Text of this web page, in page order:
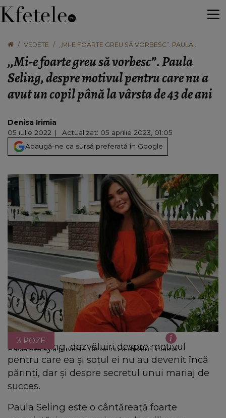
VEDETE
,,MI-E FOARTE GREU SĂ VORBESC”. PAULA
AVUT UN COPIL PÂNĂ LA VÂRSTA DE 43 DE ANI
,,Mi-e foarte greu să vorbesc”. Paula
Seling, despre motivul pentru care nu a
avut un copil până la vârsta de 43 de ani
Denisa Irimia
05 iulie 2022
Actualizat: 05 aprilie 2023, 01:05
Adaugă-ne ca sursă preferată în Google
Paula Seling a povestit de ce nu a devenit mama
3 POZE
Paula Seling, dezvăluiri despre motivul
pentru care ea și soțul ei nu au devenit încă
părinți, dar și despre secretul unui mariaj de
succes.
Paula Seling este o cântăreață foarte